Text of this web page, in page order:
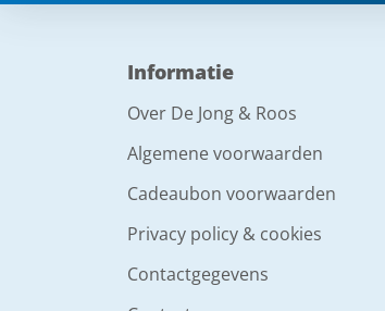
Informatie
Over De Jong & Roos
Algemene voorwaarden
Cadeaubon voorwaarden
Privacy policy & cookies
Contactgegevens